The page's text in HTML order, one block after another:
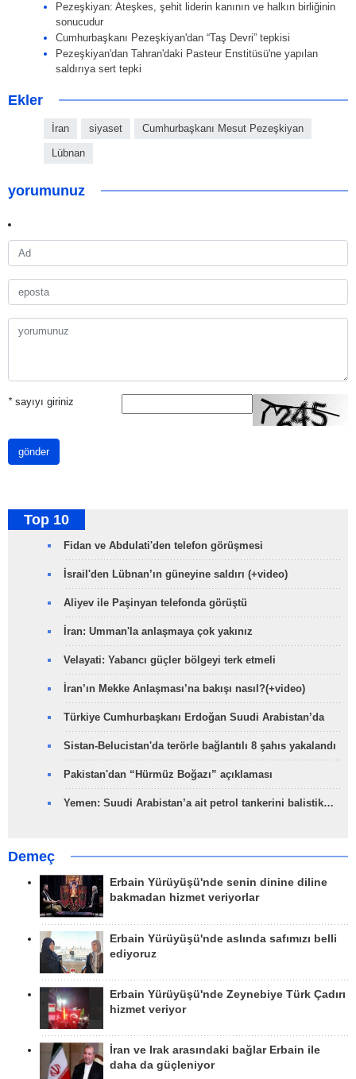
Pezeşkiyan: Ateşkes, şehit liderin kanının ve halkın birliğinin
sonucudur
Cumhurbaşkanı Pezeşkiyan'dan “Taş Devri” tepkisi
Pezeşkiyan'dan Tahran'daki Pasteur Enstitüsü'ne yapılan
saldırıya sert tepki
Ekler
İran siyaset Cumhurbaşkanı Mesut Pezeşkiyan
Lübnan
yorumunuz
*sayıyı giriniz
gönder
Top 10
Fidan ve Abdulati'den telefon görüşmesi
İsrail'den Lübnan’ın güneyine saldırı (+video)
Aliyev ile Paşinyan telefonda görüştü
İran: Umman'la anlaşmaya çok yakınız
Velayati: Yabancı güçler bölgeyi terk etmeli
İran’ın Mekke Anlaşması’na bakışı nasıl?(+video)
Türkiye Cumhurbaşkanı Erdoğan Suudi Arabistan’da
Sistan-Belucistan'da terörle bağlantılı 8 şahıs yakalandı
Pakistan'dan “Hürmüz Boğazı” açıklaması
Yemen: Suudi Arabistan’a ait petrol tankerini balistik…
Demeç
Erbain Yürüyüşü'nde senin dinine diline
bakmadan hizmet veriyorlar
Erbain Yürüyüşü'nde aslında safımızı belli
ediyoruz
Erbain Yürüyüşü'nde Zeynebiye Türk Çadırı
hizmet veriyor
İran ve Irak arasındaki bağlar Erbain ile
daha da güçleniyor